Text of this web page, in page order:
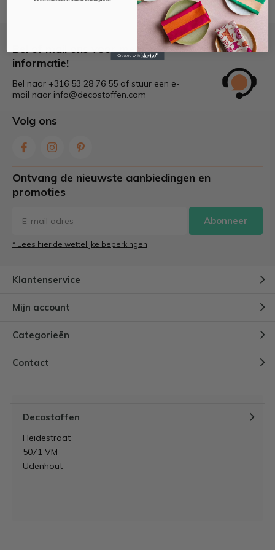
Bel of mail ons voor meer
informatie!
Bel naar +316 53 28 76 55 of stuur een e-
mail naar info@decostoffen.com
Volg ons
Ontvang de nieuwste aanbiedingen en
promoties
Abonneer
* Lees hier de wettelijke beperkingen
Klantenservice
Mijn account
Categorieën
Contact
Decostoffen
Heidestraat
5071 VM
Udenhout